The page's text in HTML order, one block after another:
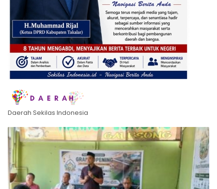
Daerah Sekilas Indonesia